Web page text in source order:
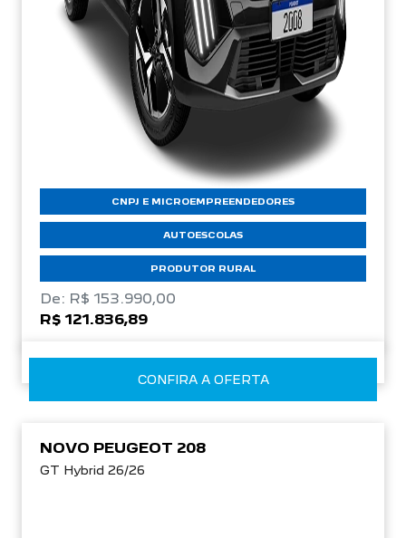
CNPJ E MICROEMPREENDEDORES
AUTOESCOLAS
PRODUTOR RURAL
De: R$ 153.990,00
R$ 121.836,89
CONFIRA A OFERTA
NOVO PEUGEOT 208
GT Hybrid 26/26